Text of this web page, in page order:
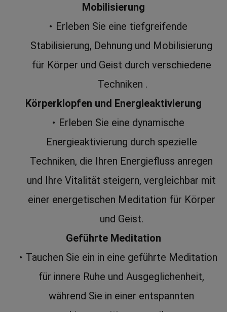
Mobilisierung
Erleben Sie eine tiefgreifende
Stabilisierung, Dehnung und Mobilisierung
für Körper und Geist durch verschiedene
Techniken .
Körperklopfen und Energieaktivierung
Erleben Sie eine dynamische
Energieaktivierung durch spezielle
Techniken, die Ihren Energiefluss anregen
und Ihre Vitalität steigern, vergleichbar mit
einer energetischen Meditation für Körper
und Geist.
Geführte Meditation
Tauchen Sie ein in eine geführte Meditation
für innere Ruhe und Ausgeglichenheit,
während Sie in einer entspannten